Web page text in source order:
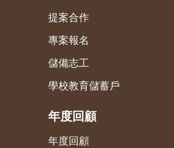
提案合作
專案報名
儲備志工
學校教育儲蓄戶
年度回顧
年度回顧